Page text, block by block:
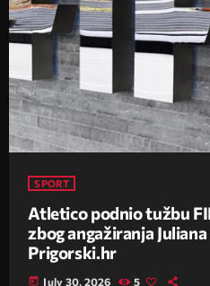
SPORT
Atletico podnio tužbu
zbog angažiranja
Prigorski.hr
today July 30, 2026 5